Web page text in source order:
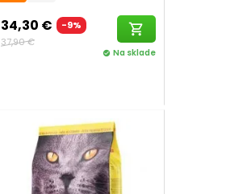
34,30 €
-9%
37,90 €
shopping_cart
check_circle Na sklade